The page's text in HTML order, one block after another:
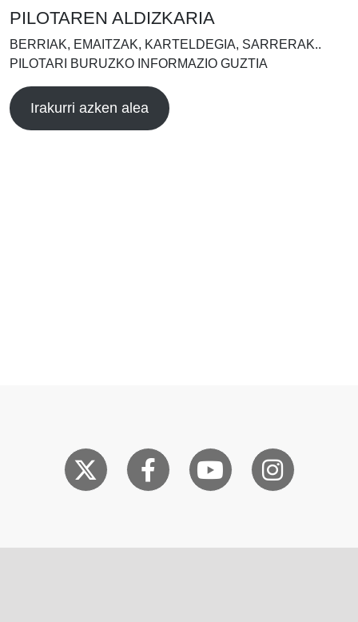
PILOTAREN ALDIZKARIA
BERRIAK, EMAITZAK, KARTELDEGIA, SARRERAK..
PILOTARI BURUZKO INFORMAZIO GUZTIA
Irakurri azken alea